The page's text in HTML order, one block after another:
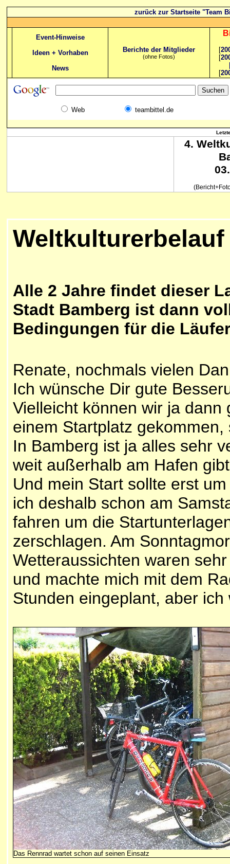
zurück zur Startseite "Team
Event-Hinweise
Ideen + Vorhaben
News
Berichte der Mitglieder
(ohne Fotos)
[
[
[
Web teambittel.de
4.
Alle 2 Jahre findet dieser
Stadt Bamberg ist dann
Bedingungen für die
Renate, nochmals vielen
Ich wünsche Dir gute
Vielleicht können wir ja
einem Startplatz
In Bamberg ist ja alles sehr
weit außerhalb am Hafen
Und mein Start sollte erst
ich deshalb schon am
fahren um die
zerschlagen. Am
Wetteraussichten waren
und machte mich mit dem
Stunden eingeplant, aber
Das Rennrad wartet schon auf seinen Einsatz